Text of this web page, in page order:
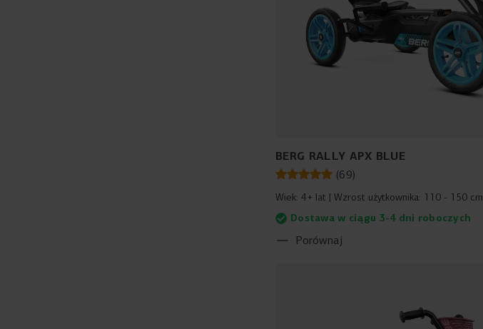
BERG RALLY APX BLUE
(69)
Wiek: 4+ lat Wzrost użytkownika: 110 - 150 cm
Dostawa w ciągu 3-4 dni roboczych
Porównaj